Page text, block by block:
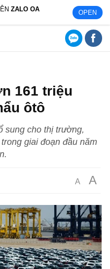
ZALO OA OPEN
161 triệu
ôtô
sung cho thị trường,
giai đoạn đầu năm
A A